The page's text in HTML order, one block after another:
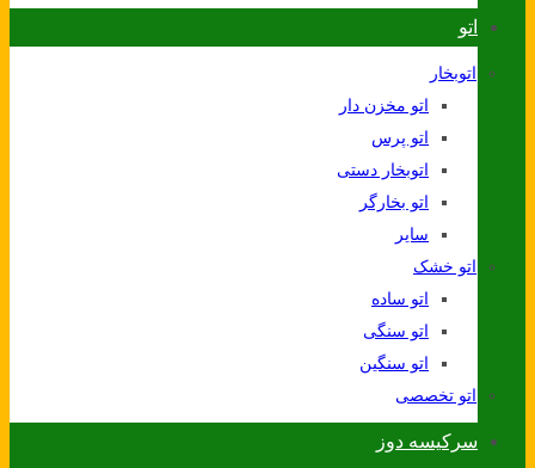
اتو
اتوبخار
اتو مخزن دار
اتو پرس
اتوبخار دستی
اتو بخارگر
سایر
اتو خشک
اتو ساده
اتو سنگی
اتو سنگین
اتو تخصصی
سرکیسه دوز